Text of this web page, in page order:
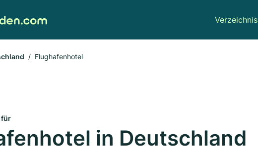
Verzeichnis
Flughafenhotel
für
in Deutschland